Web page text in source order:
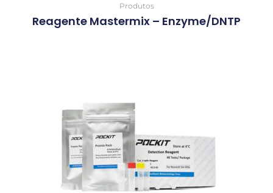
Produtos
Reagente Mastermix – Enzyme/dNTP